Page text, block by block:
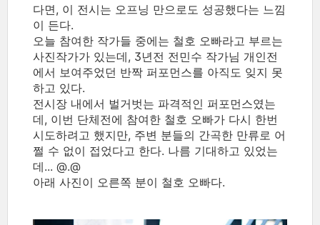
다면, 이 전시는 오프닝 만으로도 성공했다는 느낌
이 든다.
오늘 참여한 작가들 중에는 철호 오빠라고 부르는
사진작가가 있는데, 3년전 전민수 작가님 개인전
에서 보여주었던 반짝 퍼포먼스를 아직도 잊지 못
하고 있다.
전시장 내에서 벌거벗는 파격적인 퍼포먼스였는
데, 이번 단체전에 참여한 철호 오빠가 다시 한번
시도하려고 했지만, 주변 분들의 간곡한 만류로 어
쩔 수 없이 접었다고 한다. 나름 기대하고 있었는
데... @.@
아래 사진이 오른쪽 분이 철호 오빠다.